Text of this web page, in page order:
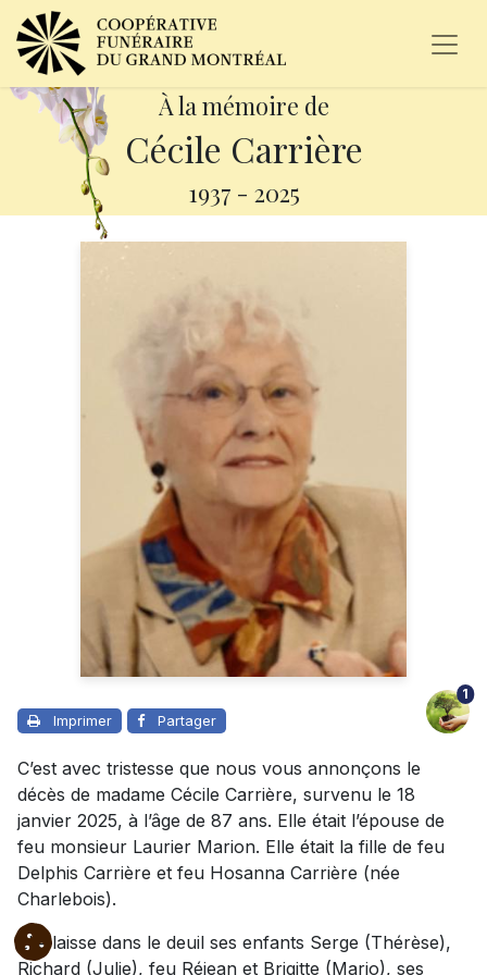
À la mémoire de
Cécile Carrière
1937 - 2025
Imprimer Partager
1
C’est avec tristesse que nous vous annonçons le
décès de madame Cécile Carrière, survenu le 18
janvier 2025, à l’âge de 87 ans. Elle était l’épouse de
feu monsieur Laurier Marion. Elle était la fille de feu
Delphis Carrière et feu Hosanna Carrière (née
Charlebois).
Elle laisse dans le deuil ses enfants Serge (Thérèse),
Richard (Julie), feu Réjean et Brigitte (Mario), ses